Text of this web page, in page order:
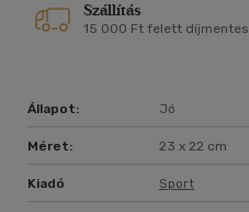
Szállítás
15 000 Ft felett díjmentes
Állapot: Jó
Méret: 23 x 22 cm
Kiadó Sport